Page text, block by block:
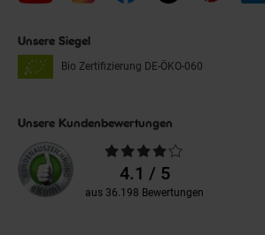
Unsere Siegel
Bio Zertifizierung DE-ÖKO-060
Unsere Kundenbewertungen
Durchschnittliche
Bewertungen4.1 / 5
aus 36.198 Bewertungen